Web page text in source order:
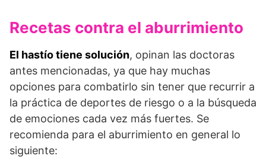
Recetas contra el aburrimiento
El hastío tiene solución, opinan las doctoras
antes mencionadas, ya que hay muchas
opciones para combatirlo sin tener que recurrir a
la práctica de deportes de riesgo o a la búsqueda
de emociones cada vez más fuertes. Se
recomienda para el aburrimiento en general lo
siguiente: